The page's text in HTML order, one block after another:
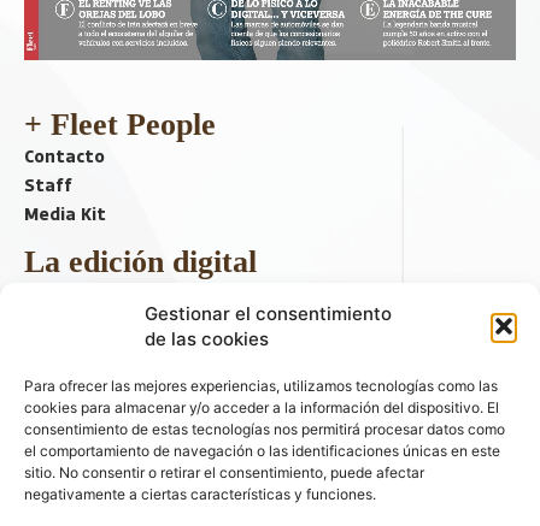
Gestionar el consentimiento
de las cookies
Para ofrecer las mejores experiencias, utilizamos tecnologías como las
cookies para almacenar y/o acceder a la información del dispositivo. El
consentimiento de estas tecnologías nos permitirá procesar datos como
el comportamiento de navegación o las identificaciones únicas en este
sitio. No consentir o retirar el consentimiento, puede afectar
negativamente a ciertas características y funciones.
+ Fleet People
Contacto
Staff
Media Kit
La edición digital
Descargar último ejemplar
ir a hemeroteca
+ Contenido en redes sociales